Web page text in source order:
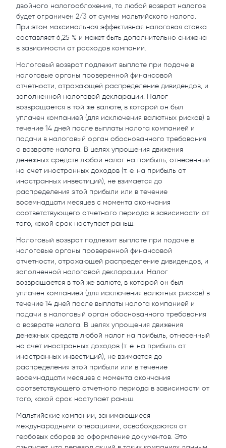
двойного налогообложения, то любой возврат налогов
будет ограничен 2/3 от суммы мальтийского налога.
При этом максимальная эффективная налоговая ставка
составляет 6,25 % и может быть дополнительно снижена
в зависимости от расходов компании.
Налоговый возврат подлежит выплате при подаче в
налоговые органы проверенной финансовой
отчетности, отражающей распределение дивидендов, и
заполненной налоговой декларации. Налог
возвращается в той же валюте, в которой он был
уплачен компанией (для исключения валютных рисков) в
течение 14 дней после выплаты налога компанией и
подачи в налоговый орган обоснованного требования
о возврате налога. В целях упрощения движения
денежных средств любой налог на прибыль, отнесенный
на счет иностранных доходов (т. е. на прибыль от
иностранных инвестиций), не взимается до
распределения этой прибыли или в течение
восемнадцати месяцев с момента окончания
соответствующего отчетного периода в зависимости от
того, какой срок наступает раньш.
Налоговый возврат подлежит выплате при подаче в
налоговые органы проверенной финансовой
отчетности, отражающей распределение дивидендов, и
заполненной налоговой декларации. Налог
возвращается в той же валюте, в которой он был
уплачен компанией (для исключения валютных рисков) в
течение 14 дней после выплаты налога компанией и
подачи в налоговый орган обоснованного требования
о возврате налога. В целях упрощения движения
денежных средств любой налог на прибыль, отнесенный
на счет иностранных доходов (т. е. на прибыль от
иностранных инвестиций), не взимается до
распределения этой прибыли или в течение
восемнадцати месяцев с момента окончания
соответствующего отчетного периода в зависимости от
того, какой срок наступает раньш.
Мальтийские компании, занимающиеся
международными операциями, освобождаются от
гербовых сборов за оформление документов. Это